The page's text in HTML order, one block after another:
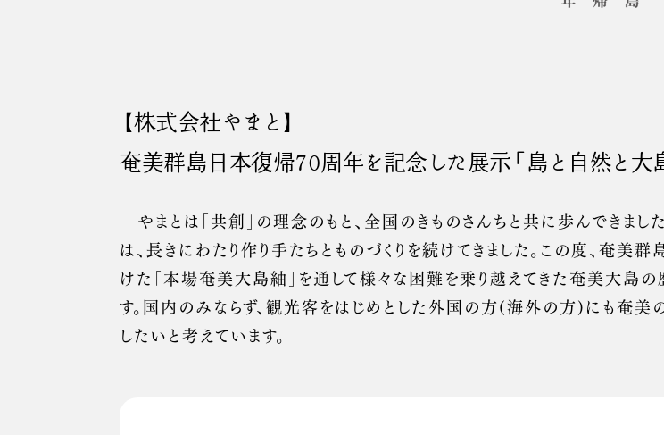
【株式会社やまと】
奄美群島日本復帰70周年を記念した展示 「島と自然と
やまとは「共創」の理念のもと、全国のきものさんちと共に歩んできま
は、長きにわたり作り手たちとものづくりを続けてきました。この度、奄
けた「本場奄美大島紬」を通して様々な困難を乗り越えてきた奄美大島
す。国内のみならず、観光客をはじめとした外国の方(海外の方)にも奄美
したいと考えています。